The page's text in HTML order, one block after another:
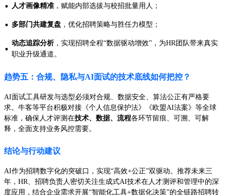
· 人才画像精准 ，赋能内部选拔与校招批量用人；
· 多部门共建复盘 ，优化招聘策略与胜任力模型；
· 动态追踪分析，实现招聘全程“数据驱动增效”，为HR团队带来真实
职业升级通道。
趋势五：合规、隐私与AI面试的技术底线如何把控？
AI面试工具研发与选型必须对合规、数据安全、算法公正有严格要
求。牛客等平台积极对接《个人信息保护法》《欧盟AI法案》等全球
标准，确保人才评测在技术、数据、流程各环节留痕、可溯、可解
释，全面支持业务风控需要。
结论与行动建议
AI作为招聘数字化的突破口，实现“高效+公正”双驱动。推荐未来三
年，HR、招聘负责人密切关注生成式AI技术在人才测评和管理中的深
度应用，结合企业需求开展“智能化工具+数据化决策”的全链路招聘转